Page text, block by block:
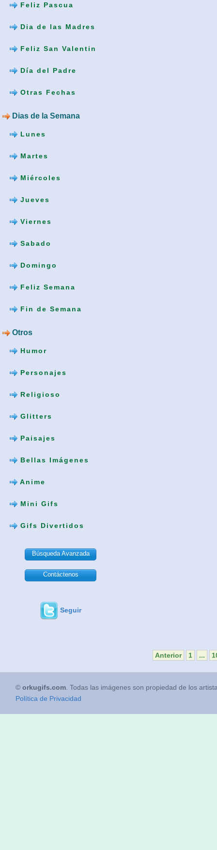
Feliz Pascua
Dia de las Madres
Feliz San Valentin
Día del Padre
Otras Fechas
Dias de la Semana
Lunes
Martes
Miércoles
Jueves
Viernes
Sabado
Domingo
Feliz Semana
Fin de Semana
Otros
Humor
Personajes
Religioso
Glitters
Paisajes
Bellas Imágenes
Anime
Mini Gifs
Gifs Divertidos
Búsqueda Avanzada
Contáctenos
Seguir
Anterior 1 ...
© orkugifs.com. Todas las imágenes son propiedad de los
Política de Privacidad